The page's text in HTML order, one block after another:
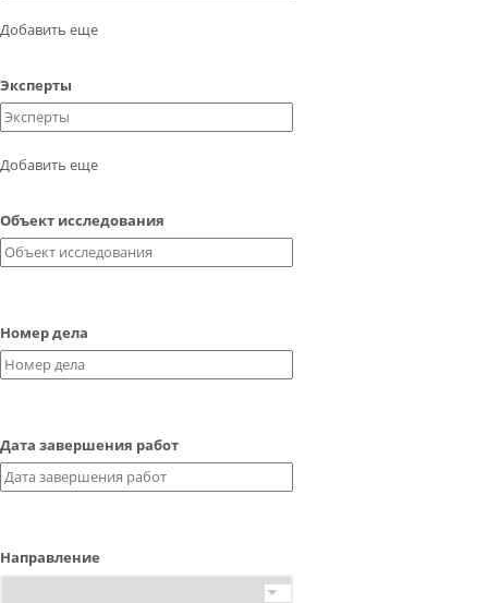
ВОПРОС-ОТВЕТ
Добавить еще
Эксперты
Добавить еще
Объект исследования
Номер дела
Дата завершения работ
Направление